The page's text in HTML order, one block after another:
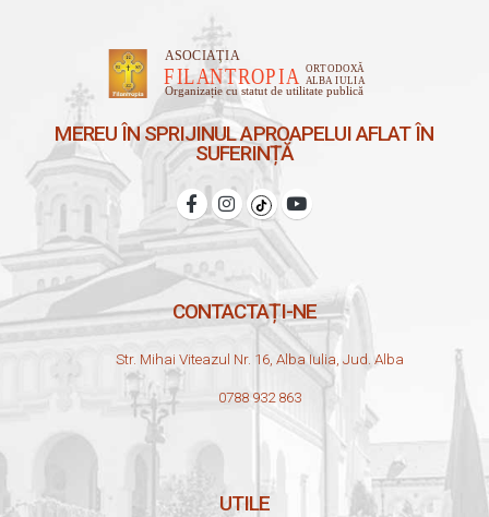
MEREU ÎN SPRIJINUL APROAPELUI AFLAT ÎN
SUFERINȚĂ
CONTACTAȚI-NE
Str. Mihai Viteazul Nr. 16, Alba Iulia, Jud. Alba
0788 932 863
UTILE